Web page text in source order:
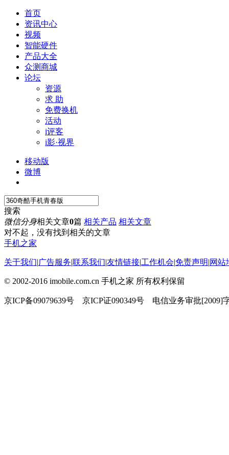
首页
资讯中心
视频
智能硬件
产品大全
众测商城
论坛
资源
求 助
免费换机
活动
i评客
i影·视界
移动版
微博
搜索
微信分身相关文章0篇 相关产品 相关文章
对不起，没有找到相关的文章
手机之家
关于我们|广告服务|联系我们|友情链接|工作机会|免责声明|网站
© 2002-2016 imobile.com.cn 手机之家 所有权利保留
京ICP备09079639号 京ICP证090349号 电信业务审批[2009]